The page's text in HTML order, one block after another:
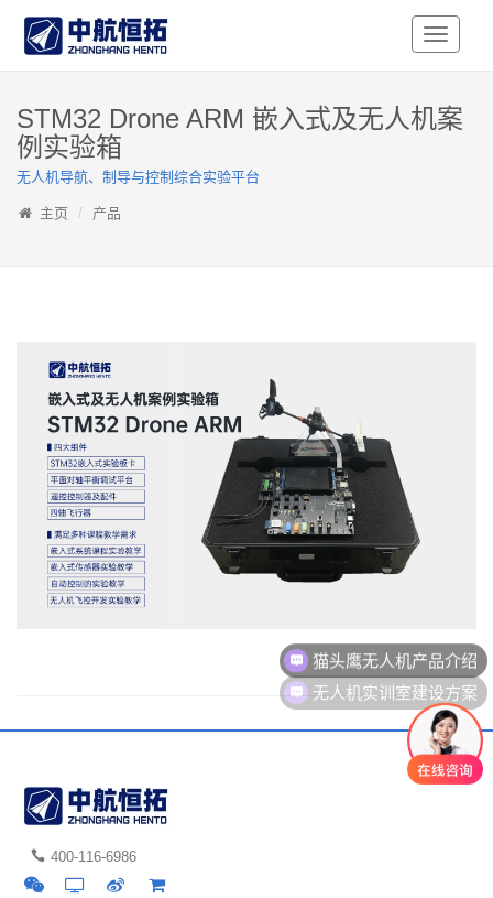
Toggle
STM32 Drone ARM 嵌入式及无人机案
例实验箱
无人机导航、制导与控制综合实验平台
主页 产品
400-116-6986
猫头鹰无人机产品介绍
无人机实训室建设方案